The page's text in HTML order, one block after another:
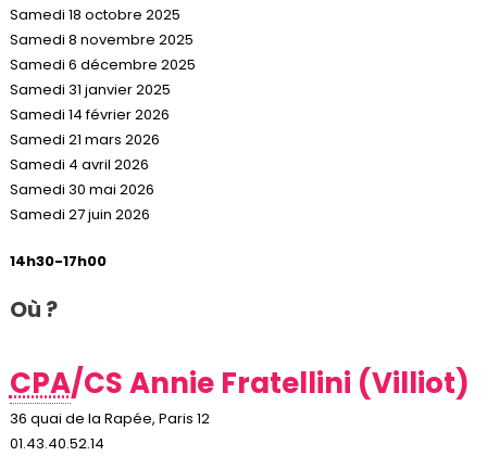
Samedi 18 octobre 2025
Samedi 8 novembre 2025
Samedi 6 décembre 2025
Samedi 31 janvier 2025
Samedi 14 février 2026
Samedi 21 mars 2026
Samedi 4 avril 2026
Samedi 30 mai 2026
Samedi 27 juin 2026
14h30-17h00
Où ?
CPA/CS Annie Fratellini (Villiot)
36 quai de la Rapée, Paris 12
01.43.40.52.14